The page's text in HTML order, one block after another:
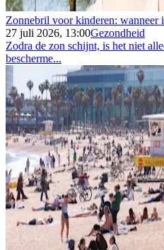
Zonnebril voor kinderen: wanneer
27 juli 2026, 13:00Gezondheid
Zodra de zon schijnt, is het niet
bescherme...